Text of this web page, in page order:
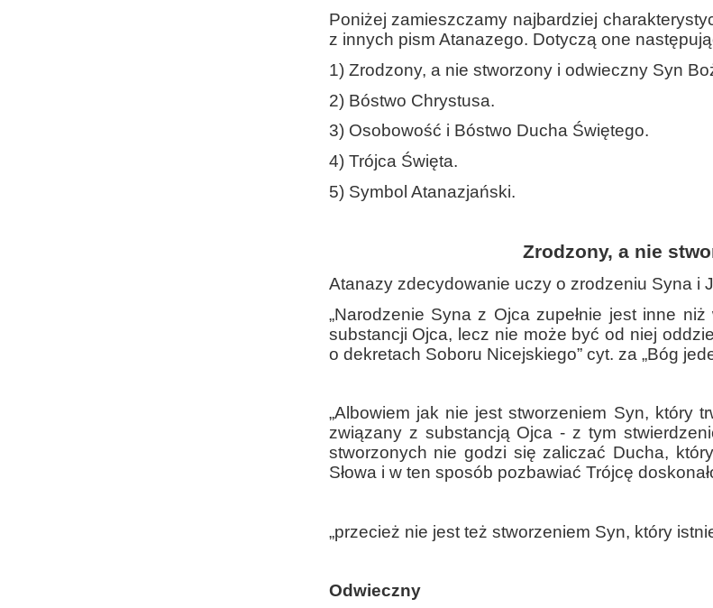
Poniżej zamieszczamy najbardziej
z innych pism Atanazego. Dotyczą one
1) Zrodzony, a nie stworzony i odwieczny Syn
2) Bóstwo Chrystusa.
3) Osobowość i Bóstwo Ducha Świętego.
4) Trójca Święta.
5) Symbol Atanazjański.
Zrodzony, a nie
Atanazy zdecydowanie uczy o zrodzeniu Syna i
„Narodzenie Syna z Ojca zupełnie jest inne
substancji Ojca, lecz nie może być od niej
o dekretach Soboru Nicejskiego” cyt. za „Bóg
„Albowiem jak nie jest stworzeniem Syn, który
związany z substancją Ojca - z tym
stworzonych nie godzi się zaliczać Ducha,
Słowa i w ten sposób pozbawiać Trójcę
„przecież nie jest też stworzeniem Syn, który
Odwieczny